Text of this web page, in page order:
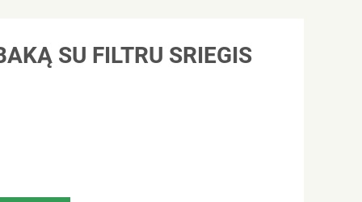
SU FILTRU SRIEGIS